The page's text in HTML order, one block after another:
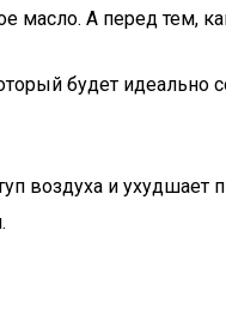
А перед тем,
будет идеально
воздуха и ухудшает